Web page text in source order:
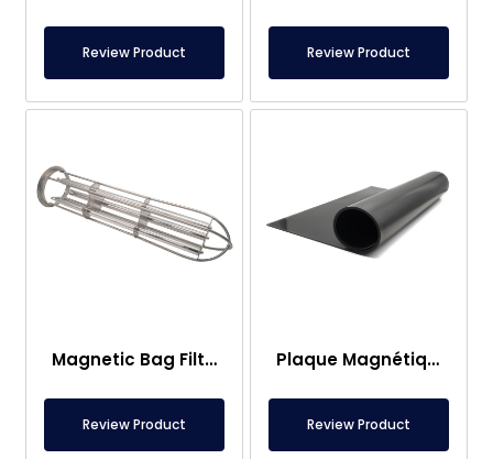
Review Product Review Product
Magnetic Bag Filter Head
Review Product
Plaque Magnétique – Pour Sous Plancher – Conforme aux Normes Alimentaires
Review Product